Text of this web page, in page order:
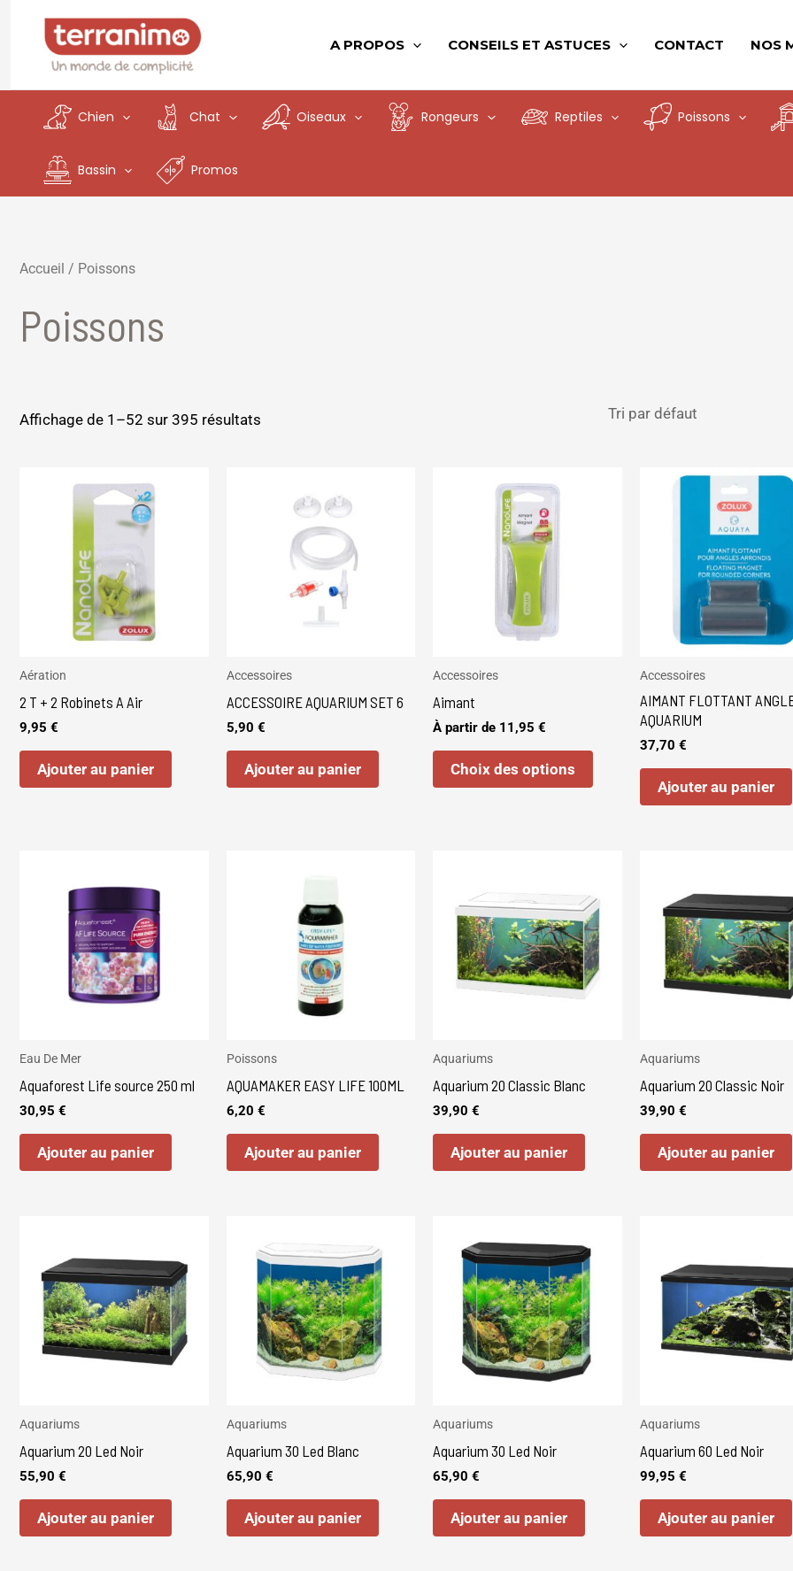
contenu
A PROPOS CONSEILS ET ASTUCES CONTACT NOS
Chien Chat Oiseaux Rongeurs Reptiles Poissons
Bassin Promos
Accueil / Poissons
Poissons
Affichage de 1–52 sur 395 résultats
Aération
2 T + 2 Robinets A Air
9,95 €
Ajouter au panier
Accessoires
ACCESSOIRE AQUARIUM SET 6
5,90 €
Ajouter au panier
Accessoires
Aimant
À partir de 11,95 €
Choix des options
choisies
la
Accessoires
AIMANT FLOTTANT
AQUARIUM
37,70 €
Ajouter au panier
Eau De Mer
Aquaforest Life source 250 ml
30,95 €
Ajouter au panier
Poissons
AQUAMAKER EASY LIFE 100ML
6,20 €
Ajouter au panier
Aquariums
Aquarium 20 Classic Blanc
39,90 €
Ajouter au panier
Aquariums
Aquarium 20 Classic Noir
39,90 €
Ajouter au panier
Aquariums
Aquarium 20 Led Noir
55,90 €
Ajouter au panier
Aquariums
Aquarium 30 Led Blanc
65,90 €
Ajouter au panier
Aquariums
Aquarium 30 Led Noir
65,90 €
Ajouter au panier
Aquariums
Aquarium 60 Led Noir
99,95 €
Ajouter au panier